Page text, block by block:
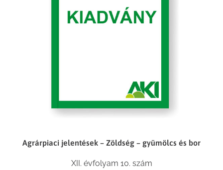
Agrárpiaci jelentések – Zöldség – gyümölcs és bor
XII. évfolyam 10. szám